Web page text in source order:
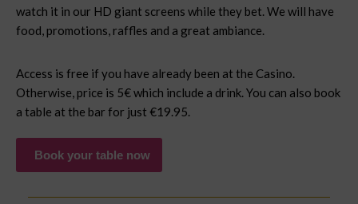
watch it in our HD giant screens while they bet. We will have
food, promotions, raffles and a great ambiance.
Access is free if you have already been at the Casino.
Otherwise, price is 5€ which include a drink. You can also book
a table at the bar for just €19.95.
Book your table now